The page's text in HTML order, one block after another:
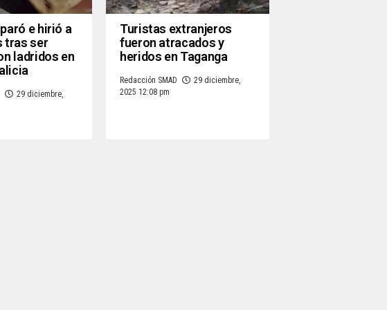
e hirió a
tras ser
ladridos en
29 diciembre,
Turistas extranjeros
fueron atracados y
heridos en Taganga
Redacción SMAD
29 diciembre,
2025 12:08 pm